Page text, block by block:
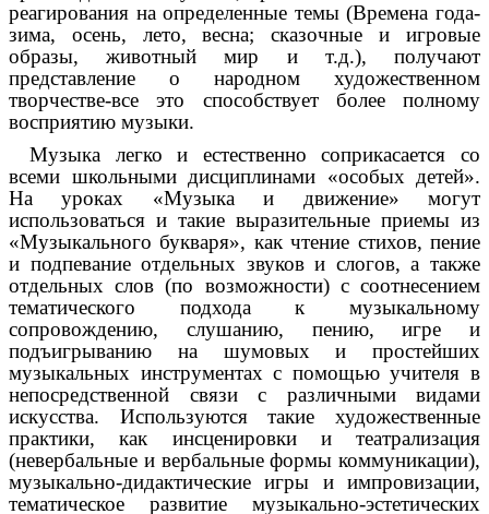
реагирования на определенные темы (Времена года-
зима, осень, лето, весна; сказочные и игровые
образы, животный мир и т.д.), получают
представление о народном художественном
творчестве-все это способствует более полному
восприятию музыки.
Музыка легко и естественно соприкасается со
всеми школьными дисциплинами «особых детей».
На уроках «Музыка и движение» могут
использоваться и такие выразительные приемы из
«Музыкального букваря», как чтение стихов, пение
и подпевание отдельных звуков и слогов, а также
отдельных слов (по возможности) с соотнесением
тематического подхода к музыкальному
сопровождению, слушанию, пению, игре и
подъигрыванию на шумовых и простейших
музыкальных инструментах с помощью учителя в
непосредственной связи с различными видами
искусства. Используются такие художественные
практики, как инсценировки и театрализация
(невербальные и вербальные формы коммуникации),
музыкально-дидактические игры и импровизации,
тематическое развитие музыкально-эстетических